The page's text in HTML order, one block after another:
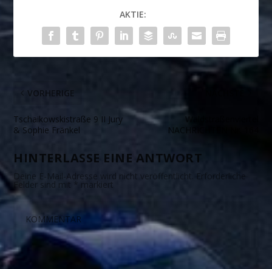
AKTIE:
VORHERIGE
Tschaikowskistraße 9 II Jury
& Sophie Fränkel
Waldstraßenviertel
NACHRICHTEN Nr. 164
HINTERLASSE EINE ANTWORT
Deine E-Mail-Adresse wird nicht veröffentlicht. Erforderliche
Felder sind mit * markiert